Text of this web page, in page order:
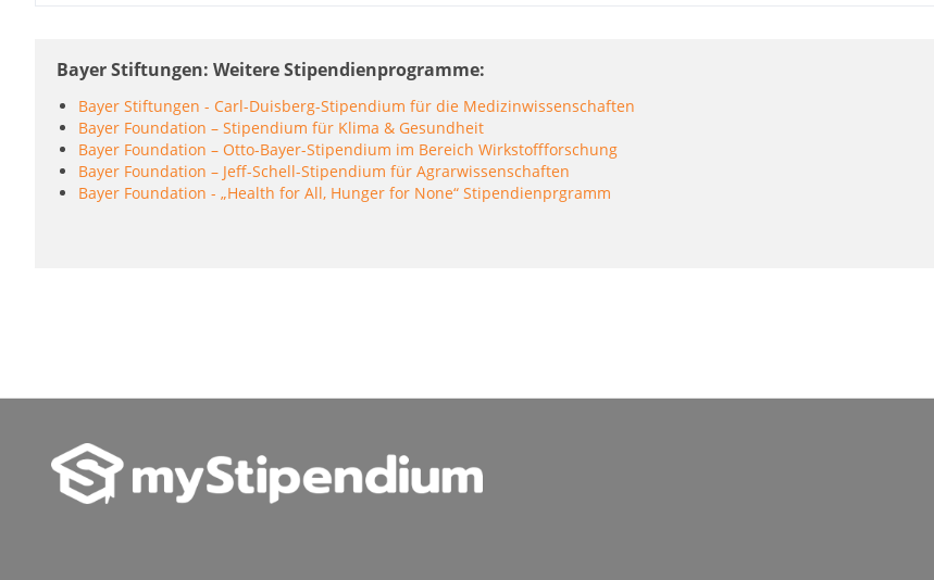
Bayer Stiftungen: Weitere Stipendienprogramme
Bayer Stiftungen - Carl-Duisberg-Stipendium für die Medizinwissenschaften
Bayer Foundation – Stipendium für Klima & Gesundheit
Bayer Foundation – Otto-Bayer-Stipendium im Bereich Wirkstoffforschung
Bayer Foundation – Jeff-Schell-Stipendium für Agrarwissenschaften
Bayer Foundation - „Health for All, Hunger for None“ Stipendienprgramm